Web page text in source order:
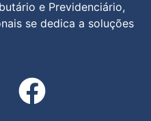
e Previdenciário,
se dedica a soluções